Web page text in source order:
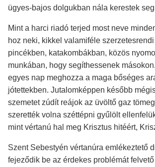
ügyes-bajos dolgukban nála kerestek
Mint a harci riadó terjed most neve
hoz neki, kikkel valamiféle szerzetesrendi
pincékben, katakombákban, közös
munkában, hogy segíthessenek
egyes nap meghozza a maga bőséges
jótettekben. Jutalomképpen később
szemetet zúdít reájok az üvöltő gaz
szerették volna széttépni gyűlölt
mint vértanú hal meg Krisztus hitéért,
Szent Sebestyén vértanúra emlékeztető
fejeződik be az érdekes problémát